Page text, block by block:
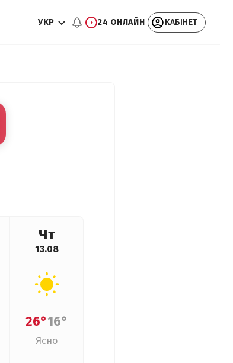
УКР 24 ОНЛАЙН КАБІНЕТ
Чт
13.08
26°16°
Ясно